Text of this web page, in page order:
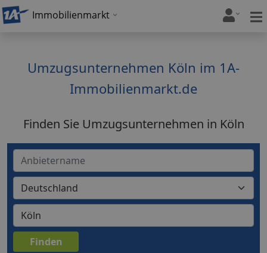
Immobilienmarkt
Umzugsunternehmen Köln im 1A-
Immobilienmarkt.de
Finden Sie Umzugsunternehmen in Köln